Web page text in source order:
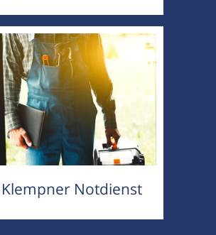
Notdienst